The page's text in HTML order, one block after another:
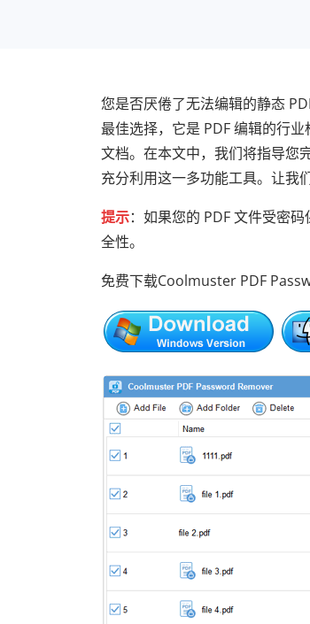
您是否厌倦了无法编辑的静态
最佳选择，它是 PDF 编辑的行
文档。在本文中，我们将指导您
充分利用这一多功能工具。让我
提示：如果您的 PDF 文件受密
全性。
免费下载Coolmuster PDF